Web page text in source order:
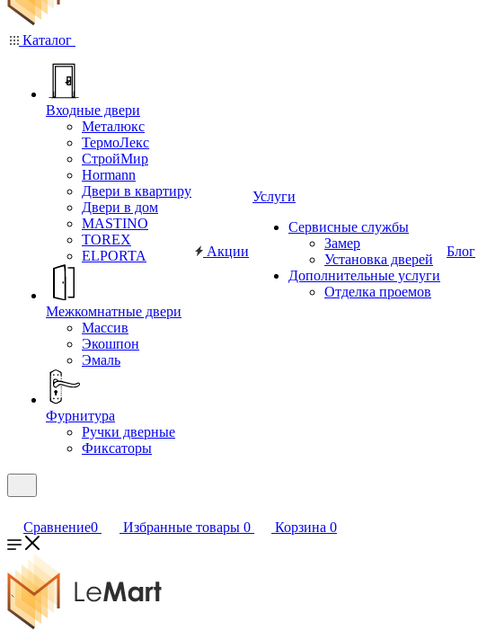
Каталог
Входные двери
Металюкс
ТермоЛекс
СтройМир
Hormann
Двери в квартиру
Двери в дом
MASTINO
TOREX
ELPORTA
Межкомнатные двери
Массив
Экошпон
Эмаль
Фурнитура
Ручки дверные
Фиксаторы
Акции
Услуги
Сервисные службы
Замер
Установка дверей
Дополнительные услуги
Отделка проемов
Блог
Сравнение0 Избранные товары 0 Корзина 0